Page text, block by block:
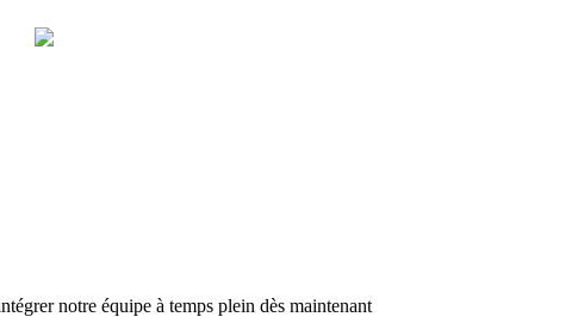
notre équipe à temps plein dès maintenant